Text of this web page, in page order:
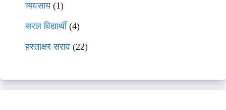
व्यवसाय(1)
सरल विद्यार्थी(4)
हस्ताक्षर सराव (22)